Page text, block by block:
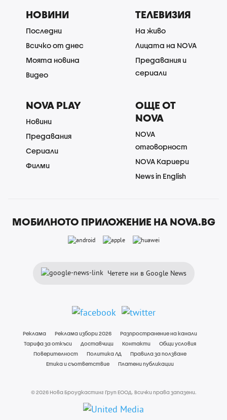
НОВИНИ
Последни
Всичко от днес
Моята новина
Видео
ТЕЛЕВИЗИЯ
На живо
Лицата на NOVA
Предавания и
сериали
NOVA PLAY
Новини
Предавания
Сериали
Филми
ОЩЕ ОТ
NOVA
NOVA
отговорност
NOVA Кариери
News in English
МОБИЛНОТО ПРИЛОЖЕНИЕ НА NOVA.BG
Четете ни в Google News
Реклама Реклама избори 2026
Разпространение на канали
Тарифа за откъси
Доставчици Контакти
Общи условия
Поверителност
Политика ЛД
Правила за ползване
Етика и съответствие
Платени публикации
© 2026 Нова Броудкастинг Груп ЕООД. Всички права запазени.